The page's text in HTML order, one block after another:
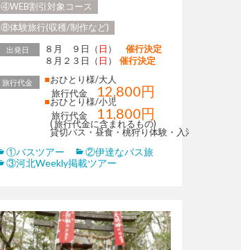
④WEB割引対象コース
⑧体験旅行(収穫/制作など)
出発日 ８月 ９日（ 日 ）催行決定
８月２３日（ 日 ）催行決定
旅行代金 ■おひとり様/大人
旅行代金
12,800円
■おひとり様/小児
旅行代金
11,800円
( 旅行代金に含まれるもの)
貸切バス・昼食・桃狩り体験・入浴代
①バスツアー
②伊達なバス旅
③河北Weekly掲載ツアー